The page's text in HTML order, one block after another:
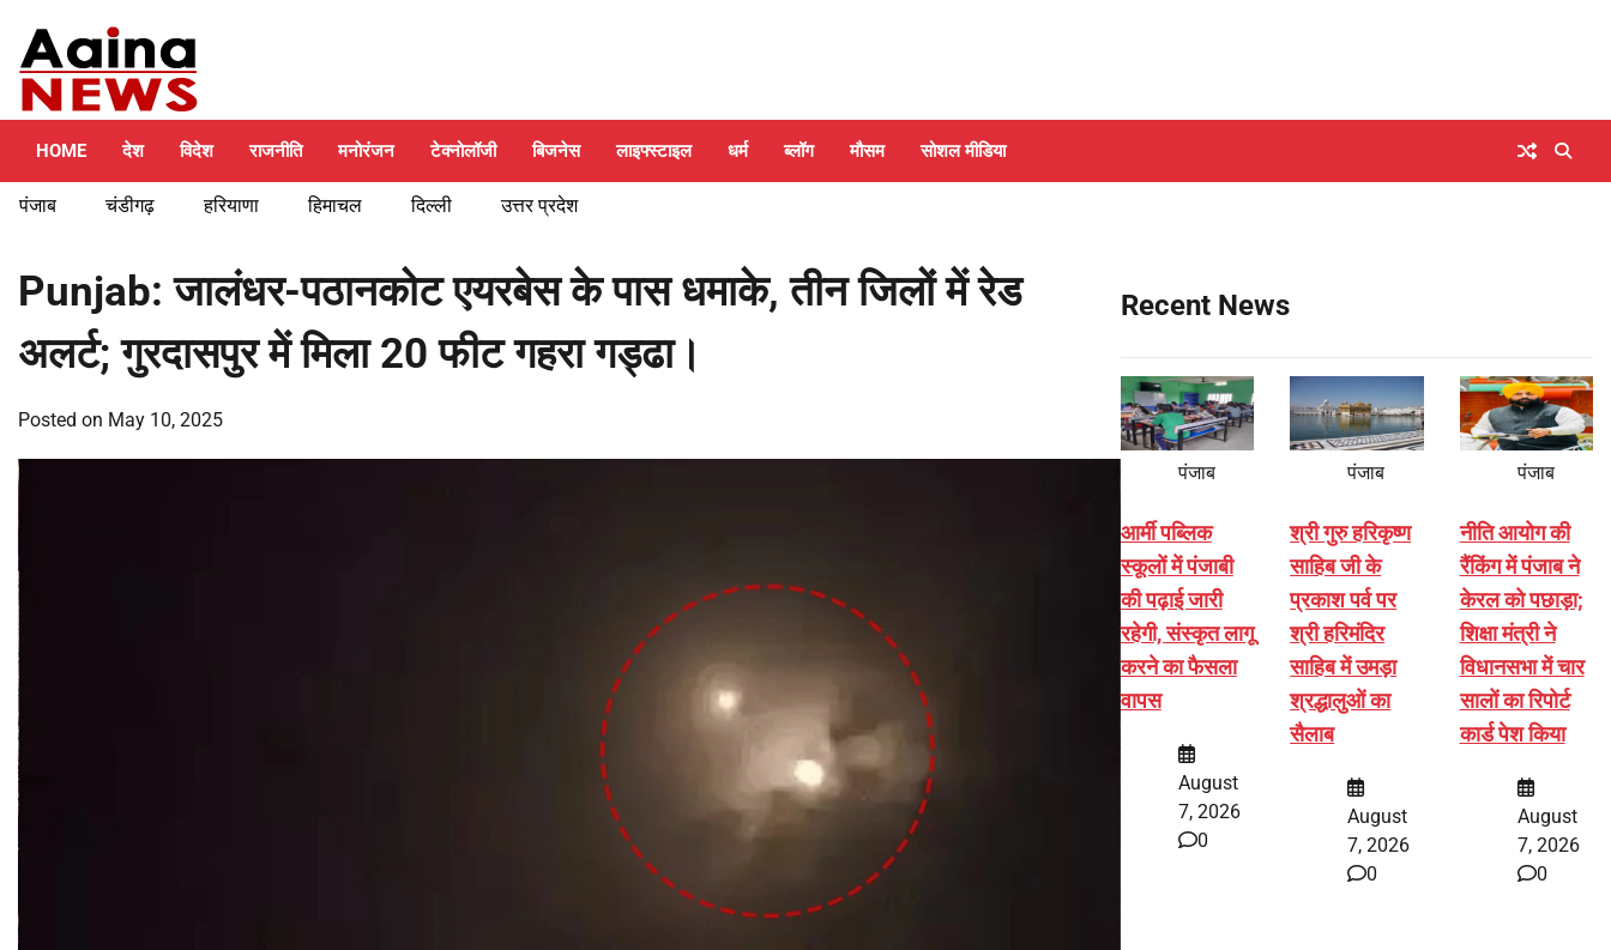
content
HOME देश विदेश राजनीति मनोरंजन टेक्नोलॉजी बिजनेस लाइफ्स्टाइल धर्म ब्लॉग मौसम सोशल मीडिया
पंजाब चंडीगढ़ हरियाणा हिमाचल दिल्ली उत्तर प्रदेश
Punjab: जालंधर-पठानकोट एयरबेस के पास धमाके, तीन जिलों में रेड
अलर्ट; गुरदासपुर में मिला 20 फीट गहरा गड्ढा।
Posted on May 10, 2025
Recent News
पंजाब
आर्मी पब्लिक
स्कूलों में पंजाबी
की पढ़ाई जारी
रहेगी, संस्कृत लागू
करने का फैसला
वापस
August
7, 2026
0
पंजाब
श्री गुरु हरिकृष्ण
साहिब जी के
प्रकाश पर्व पर
श्री हरिमंदिर
साहिब में उमड़ा
श्रद्धालुओं का
सैलाब
August
7, 2026
0
पंजाब
नीति आयोग की
रैंकिंग में पंजाब ने
केरल को पछाड़ा;
शिक्षा मंत्री ने
विधानसभा में चार
सालों का रिपोर्ट
कार्ड पेश किया
August
7, 2026
0